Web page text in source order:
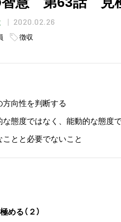
2020.02.26
徴収
方向性を判断する
な態度ではなく、能動的な態度
ことと必要でないこと
る（２）